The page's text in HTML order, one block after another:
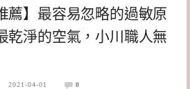
薦】最容易忽略的過敏原
乾淨的空氣，小川職人無
2021-04-01 0